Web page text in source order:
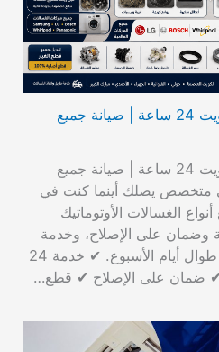
تصليح غسالات اتوماتيك الكويت 24 ساعة | صيانة جميع
تصليح غسالات اتوماتيك الكويت 24 ساعة | صيانة جميع
| 60615556 فني متخصص يصلك أينما كنت في
الغسالات الأوتوماتيك
وضمان على الإصلاح، وخدمة
منزلية على مدار 24 ساعة طوال أيام الأسبوع. ✔ خدمة 24
ضمان على الإصلاح ✔ قطع…